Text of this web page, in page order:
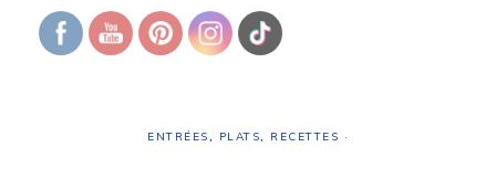
ENTRÉES, PLATS, RECETTES ·